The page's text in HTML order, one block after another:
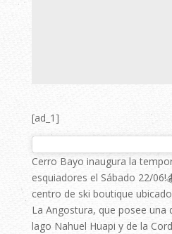
[ad_1]
Cerro Bayo inaugura la
esquiadores el Sábado 22/
centro de ski boutique
La Angostura, que posee una
lago Nahuel Huapi y de la